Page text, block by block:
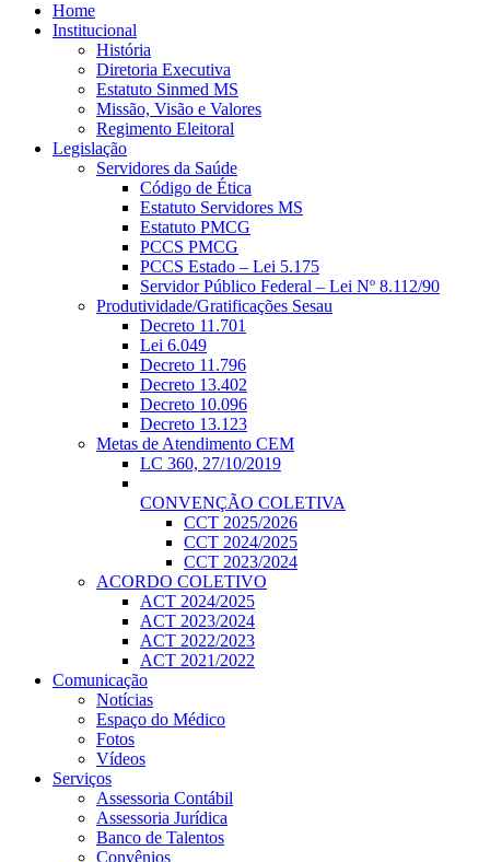
Home
Institucional
História
Diretoria Executiva
Estatuto Sinmed MS
Missão, Visão e Valores
Regimento Eleitoral
Legislação
Servidores da Saúde
Código de Ética
Estatuto Servidores MS
Estatuto PMCG
PCCS PMCG
PCCS Estado – Lei 5.175
Servidor Público Federal – Lei Nº 8.112/90
Produtividade/Gratificações Sesau
Decreto 11.701
Lei 6.049
Decreto 11.796
Decreto 13.402
Decreto 10.096
Decreto 13.123
Metas de Atendimento CEM
LC 360, 27/10/2019
CONVENÇÃO COLETIVA
CCT 2025/2026
CCT 2024/2025
CCT 2023/2024
ACORDO COLETIVO
ACT 2024/2025
ACT 2023/2024
ACT 2022/2023
ACT 2021/2022
Comunicação
Notícias
Espaço do Médico
Fotos
Vídeos
Serviços
Assessoria Contábil
Assessoria Jurídica
Banco de Talentos
Convênios